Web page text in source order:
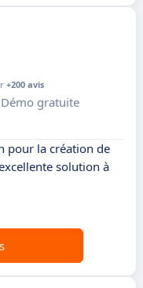
+200 avis
Démo gratuite
pour la création de
solution à